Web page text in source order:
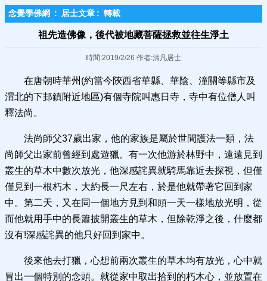
念覺學佛網 : 居士文章 : 轉載
祖先造佛像，後代被地藏菩薩拯救並往生淨土
時間:2019/2/26 作者:清凡居士
在唐朝時華州(約當今陝西省華縣、華陰、潼關等縣市及
渭北的下邽鎮附近地區)有個寺院叫惠日寺，寺中有位僧人叫
釋法尚。
法尚師父37歲出家，他的家族是屬於世間護法一類，法
尚師父出家前曾經到處遊獵。有一次他游於林野中，遠遠見到
叢生的草木中數次放光，他深感詫異就騎馬靠近去探視，但僅
僅見到一根朽木，大約長一尺左右，於是他就帶著它回到家
中。第二天，又在同一個地方見到和頭一天一樣地放光明，從
而他就用手中的長簫披開叢生的草木，但除乾淨之後，什麼都
沒有!深感詫異的他只好回到家中。
後來他去打獵，心想前兩次叢生的草木均有放光，心中就
冒出一個特別的念頭。就從家中取出拾到的朽木心，並放置在